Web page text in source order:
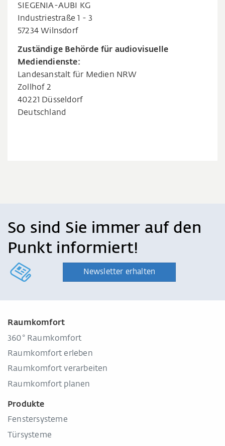
SIEGENIA-AUBI KG
Industriestraße 1 - 3
57234 Wilnsdorf
Zuständige Behörde für audiovisuelle
Mediendienste:
Landesanstalt für Medien NRW
Zollhof 2
40221 Düsseldorf
Deutschland
So sind Sie immer auf den
Punkt informiert!
Newsletter erhalten
Raumkomfort
360° Raumkomfort
Raumkomfort erleben
Raumkomfort verarbeiten
Raumkomfort planen
Produkte
Fenstersysteme
Türsysteme